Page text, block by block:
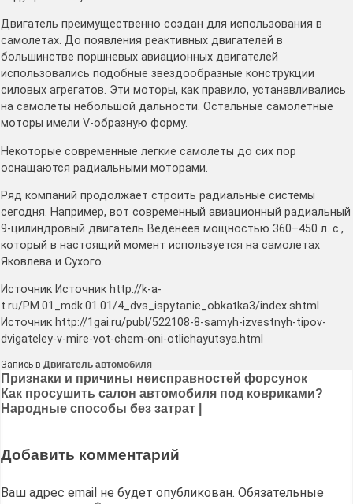
Двигатель преимущественно создан для использования в
самолетах. До появления реактивных двигателей в
большинстве поршневых авиационных двигателей
использовались подобные звездообразные конструкции
силовых агрегатов. Эти моторы, как правило, устанавливались
на самолеты небольшой дальности. Остальные самолетные
моторы имели V-образную форму.
Некоторые современные легкие самолеты до сих пор
оснащаются радиальными моторами.
Ряд компаний продолжает строить радиальные системы
сегодня. Например, вот современный авиационный радиальный
9-цилиндровый двигатель Веденеев мощностью 360–450 л. с.,
который в настоящий момент используется на самолетах
Яковлева и Сухого.
Источник Источник http://k-a-
t.ru/PM.01_mdk.01.01/4_dvs_ispytanie_obkatka3/index.shtml
Источник http://1gai.ru/publ/522108-8-samyh-izvestnyh-tipov-
dvigateley-v-mire-vot-chem-oni-otlichayutsya.html
Запись в Двигатель автомобиля
Навигация
по
Признаки и причины неисправностей форсунок
Как просушить салон автомобиля под ковриками?
Народные способы без затрат |
Добавить комментарий
Ваш адрес email не будет опубликован. Обязательные